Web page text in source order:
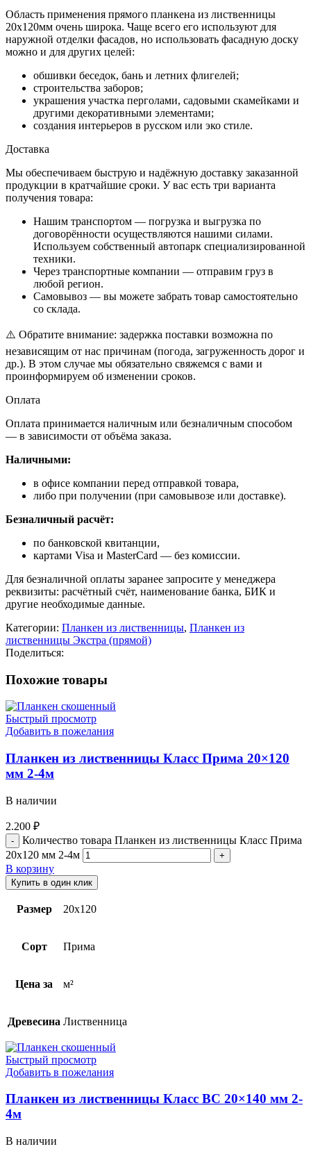
Область применения прямого планкена из лиственницы
20х120мм очень широка. Чаще всего его используют для
наружной отделки фасадов, но использовать фасадную доску
можно и для других целей:
обшивки беседок, бань и летних флигелей;
строительства заборов;
украшения участка перголами, садовыми скамейками и
другими декоративными элементами;
создания интерьеров в русском или эко стиле.
Доставка
Мы обеспечиваем быструю и надёжную доставку заказанной
продукции в кратчайшие сроки. У вас есть три варианта
получения товара:
Нашим транспортом — погрузка и выгрузка по
договорённости осуществляются нашими силами.
Используем собственный автопарк специализированной
техники.
Через транспортные компании — отправим груз в
любой регион.
Самовывоз — вы можете забрать товар самостоятельно
со склада.
⚠️ Обратите внимание: задержка поставки возможна по
независящим от нас причинам (погода, загруженность дорог и
др.). В этом случае мы обязательно свяжемся с вами и
проинформируем об изменении сроков.
Оплата
Оплата принимается наличным или безналичным способом
— в зависимости от объёма заказа.
Наличными:
в офисе компании перед отправкой товара,
либо при получении (при самовывозе или доставке).
Безналичный расчёт:
по банковской квитанции,
картами Visa и MasterCard — без комиссии.
Для безналичной оплаты заранее запросите у менеджера
реквизиты: расчётный счёт, наименование банка, БИК и
другие необходимые данные.
Категории: Планкен из лиственницы, Планкен из
лиственницы Экстра (прямой)
Поделиться:
Похожие товары
Быстрый просмотр
Добавить в пожелания
Планкен из лиственницы Класс Прима 20×120
мм 2-4м
В наличии
2.200 ₽
Количество товара Планкен из лиственницы Класс Прима
20x120 мм 2-4м
В корзину
Купить в один клик
Размер 20х120
Сорт Прима
Цена за м²
Древесина Лиственница
Быстрый просмотр
Добавить в пожелания
Планкен из лиственницы Класс ВС 20×140 мм 2-
4м
В наличии